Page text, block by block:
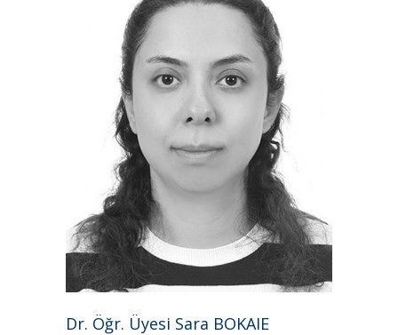
Dr. Öğr. Üyesi Sara BOKAIE